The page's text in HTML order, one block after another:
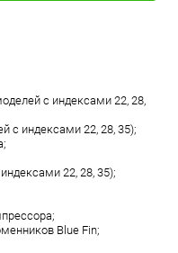
с индексами 22, 28,
с индексами 22, 28, 35);
22, 28, 35);
Blue Fin;